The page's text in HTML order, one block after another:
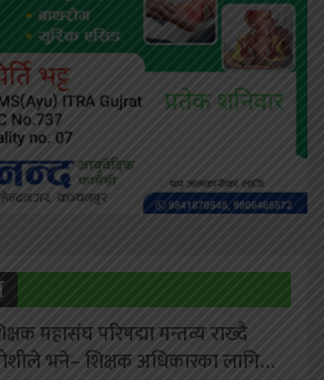
महासंघ परिषद्मा मन्तव्य राख्दै
भने– शिक्षक अधिकारका लागि…